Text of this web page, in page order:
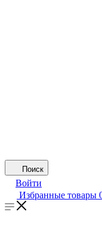
Поиск
Войти
Избранные товары